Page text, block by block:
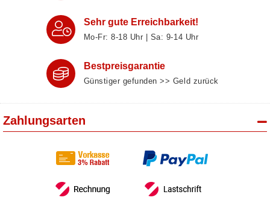
Sehr gute Erreichbarkeit!
Mo-Fr: 8‑18 Uhr | Sa: 9‑14 Uhr
Bestpreisgarantie
Günstiger gefunden >> Geld zurück
Zahlungsarten